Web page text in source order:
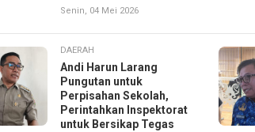
Senin, 04 Mei 2026
DAERAH
Andi Harun Larang
Pungutan untuk
Perpisahan Sekolah,
Perintahkan Inspektorat
untuk Bersikap Tegas